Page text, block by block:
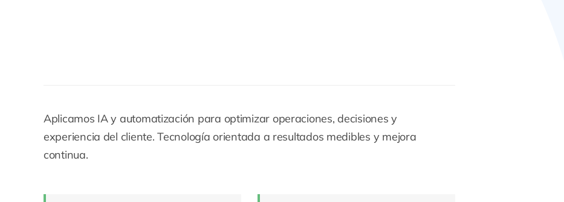
Aplicamos IA y automatización para optimizar operaciones, decisiones y
experiencia del cliente. Tecnología orientada a resultados medibles y mejora
continua.